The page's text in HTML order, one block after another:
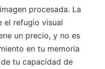
procesada. La
el refugio visual
un precio, y no es
en tu memoria
tu capacidad de